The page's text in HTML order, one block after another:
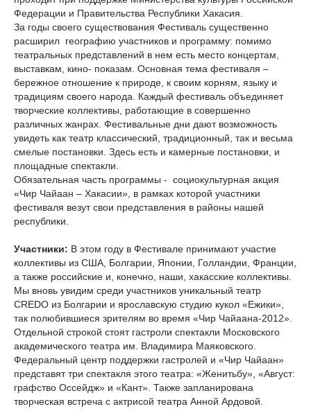
Федерации и Правительства Республики Хакасия.
За годы своего существования Фестиваль существенно
расширил географию участников и программу: помимо
театральных представлений в нем есть место концертам,
выставкам, кино- показам. Основная тема фестиваля –
бережное отношение к природе, к своим корням, языку и
традициям своего народа. Каждый фестиваль объединяет
творческие коллективы, работающие в совершенно
различных жанрах. Фестивальные дни дают возможность
увидеть как театр классический, традиционный, так и весьма
смелые постановки. Здесь есть и камерные постановки, и
площадные спектакли.
Обязательная часть программы - социокультурная акция
«Чир Чайаан – Хакасии», в рамках которой участники
фестиваля везут свои представления в районы нашей
республики.
Участники: В этом году в Фестивале принимают участие
коллективы из США, Болгарии, Японии, Голландии, Франции,
а также российские и, конечно, наши, хакасские коллективы.
Мы вновь увидим среди участников уникальный театр
CREDO из Болгарии и ярославскую студию кукол «Ежики»,
так полюбившиеся зрителям во время «Чир Чайаана-2012».
Отдельной строкой стоят гастроли спектакли Московского
академического театра им. Владимира Маяковского.
Федеральный центр поддержки гастролей и «Чир Чайаан»
представят три спектакля этого театра: «Женитьбу», «Август:
графство Оссейдж» и «Кант». Также запланирована
творческая встреча с актрисой театра Анной Ардовой.